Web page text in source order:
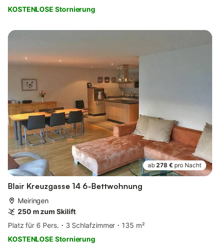
KOSTENLOSE Stornierung
ab 278 € pro Nacht
Blair Kreuzgasse 14 6-Bettwohnung
Meiringen
250 m zum Skilift
Platz für 6 Pers.
3 Schlafzimmer
135 m²
KOSTENLOSE Stornierung